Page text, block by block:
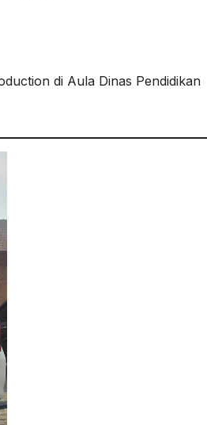
di Aula Dinas Pendidikan